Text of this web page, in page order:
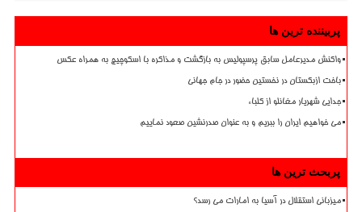
پربیننده ترین ها
واکنش مدیرعامل سابق پرسپولیس به بازگشت و مذاکره با اسکوچیچ به همراه عکس
باخت ازبکستان در نخستین حضور در جام جهانی
جدایی شهریار مغانلو از کلباء
می خواهیم ایران را ببریم و به عنوان صدرنشین صعود نماییم
پربحث ترین ها
میزبانی استقلال در آسیا به امارات می رسد؟